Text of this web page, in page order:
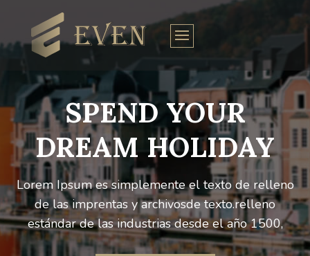
SPEND YOUR
DREAM HOLIDAY
Lorem Ipsum es simplemente el texto de relleno
de las imprentas y archivosde texto.relleno
estándar de las industrias desde el año 1500,